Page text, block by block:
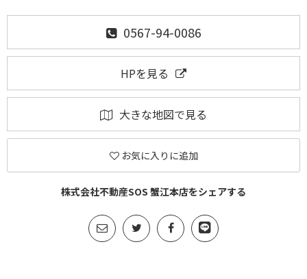
0567-94-0086
HPを見る
大きな地図で見る
お気に入りに追加
株式会社不動産SOS 蟹江本店をシェアする